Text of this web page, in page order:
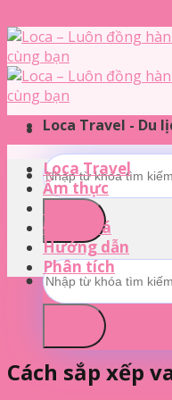
Loca Travel - Du
Loca Travel
Ẩm thực
Du lịch
Đánh giá
Hướng dẫn
Phân tích
Cách sắp xếp